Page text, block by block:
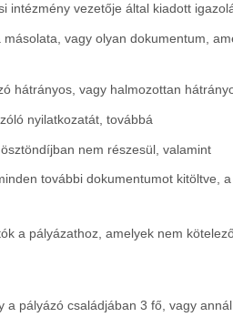
intézmény vezetője által kiadott
vagy olyan dokumentum,
hátrányos, vagy halmozottan
nyilatkozatát, továbbá
nem részesül, valamint
további dokumentumot kitöltve,
a pályázathoz, amelyek nem
pályázó családjában 3 fő, vagy